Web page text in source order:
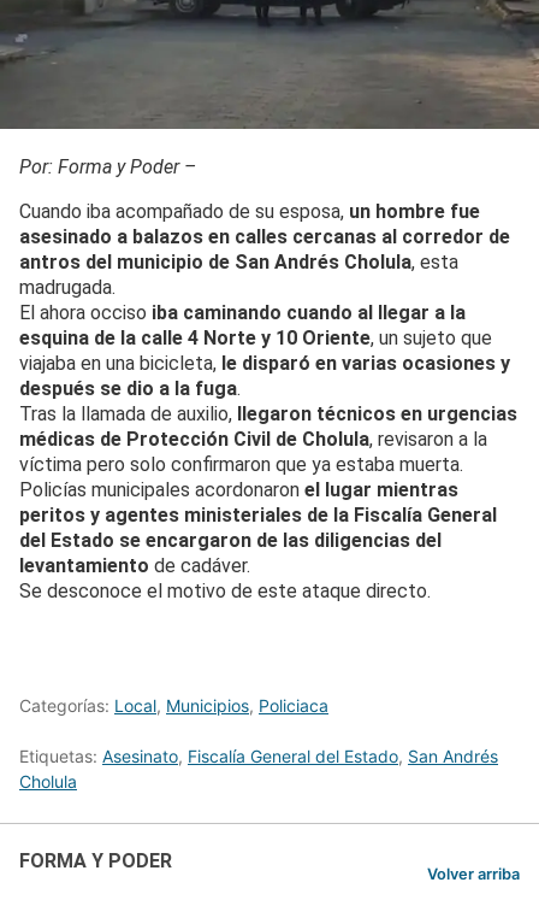
Por: Forma y Poder –
Cuando iba acompañado de su esposa, un hombre fue
asesinado a balazos en calles cercanas al corredor de
antros del municipio de San Andrés Cholula, esta
madrugada.
El ahora occiso iba caminando cuando al llegar a la
esquina de la calle 4 Norte y 10 Oriente, un sujeto que
viajaba en una bicicleta, le disparó en varias ocasiones y
después se dio a la fuga.
Tras la llamada de auxilio,
llegaron técnicos en urgencias
médicas de Protección Civil de Cholula, revisaron a la
víctima pero solo confirmaron que ya estaba muerta.
Policías municipales acordonaron el lugar mientras
peritos y agentes ministeriales de la Fiscalía General
del Estado se encargaron de las diligencias del
levantamiento de cadáver.
Se desconoce el motivo de este ataque directo.
Categorías: Local, Municipios, Policiaca
Etiquetas: Asesinato, Fiscalía General del Estado, San Andrés
Cholula
FORMA Y PODER
Volver arriba